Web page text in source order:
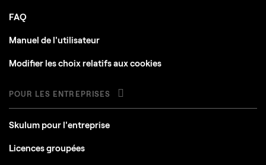
FAQ
Manuel de l'utilisateur
Modifier les choix relatifs aux cookies
POUR LES ENTREPRISES
Skulum pour l'entreprise
Licences groupées